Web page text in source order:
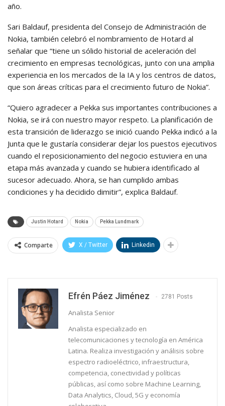
año.
Sari Baldauf, presidenta del Consejo de Administración de
Nokia, también celebró el nombramiento de Hotard al
señalar que “tiene un sólido historial de aceleración del
crecimiento en empresas tecnológicas, junto con una amplia
experiencia en los mercados de la IA y los centros de datos,
que son áreas críticas para el crecimiento futuro de Nokia”.
“Quiero agradecer a Pekka sus importantes contribuciones a
Nokia, se irá con nuestro mayor respeto. La planificación de
esta transición de liderazgo se inició cuando Pekka indicó a la
Junta que le gustaría considerar dejar los puestos ejecutivos
cuando el reposicionamiento del negocio estuviera en una
etapa más avanzada y cuando se hubiera identificado al
sucesor adecuado. Ahora, se han cumplido ambas
condiciones y ha decidido dimitir”, explica Baldauf.
Justin Hotard Nokia Pekka Lundmark
Comparte X / Twitter Linkedin
Efrén Páez Jiménez 2781 Posts
Analista Senior
Analista especializado en
telecomunicaciones y tecnología en América
Latina. Realiza investigación y análisis sobre
espectro radioeléctrico, infraestructura,
competencia, conectividad y políticas
públicas, así como sobre Machine Learning,
Data Analytics, Cloud, 5G y economía